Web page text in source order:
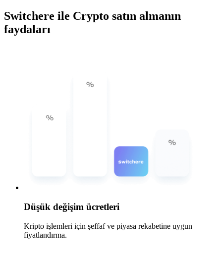
Switchere ile Crypto satın almanın
faydaları
Düşük değişim ücretleri
Kripto işlemleri için şeffaf ve piyasa rekabetine uygun
fiyatlandırma.